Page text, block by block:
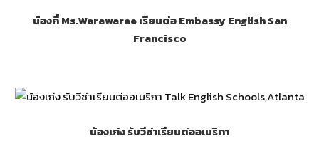
น้องกี้ Ms.Warawaree เรียนต่อ Embassy English San
Francisco
น้องเก่ง รับวีซ่าเรียนต่ออเมริกา